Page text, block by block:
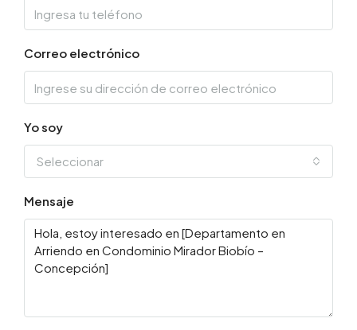
Correo electrónico
Yo soy
Seleccionar
Mensaje